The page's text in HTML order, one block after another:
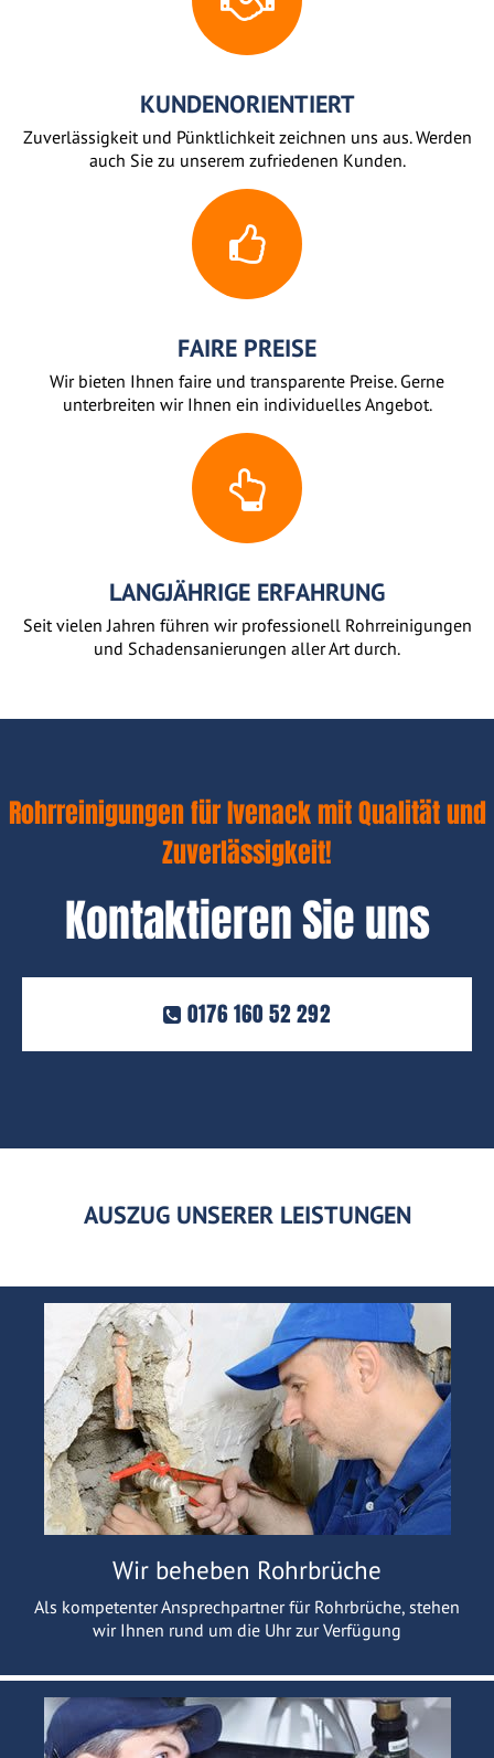
KUNDENORIENTIERT
Zuverlässigkeit und Pünktlichkeit zeichnen uns aus. Werden
auch Sie zu unserem zufriedenen Kunden.
FAIRE PREISE
Wir bieten Ihnen faire und transparente Preise. Gerne
unterbreiten wir Ihnen ein individuelles Angebot.
LANGJÄHRIGE ERFAHRUNG
Seit vielen Jahren führen wir professionell Rohrreinigungen
und Schadensanierungen aller Art durch.
Rohrreinigungen für Ivenack mit Qualität und
Zuverlässigkeit!
Kontaktieren Sie uns
0176 160 52 292
AUSZUG UNSERER LEISTUNGEN
Wir beheben Rohrbrüche
Als kompetenter Ansprechpartner für Rohrbrüche, stehen
wir Ihnen rund um die Uhr zur Verfügung